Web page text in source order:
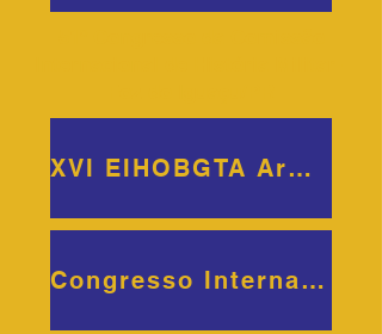
XVI EIHOBGTA Argentina 2025
Congresso Internacional Bicentenário Uruguai 2025